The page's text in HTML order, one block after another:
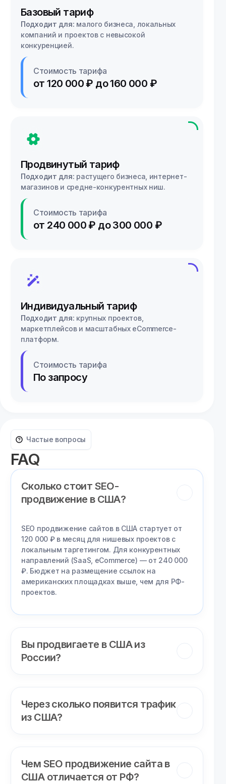
Базовый тариф
Подходит для: малого бизнеса, локальных
компаний и проектов с невысокой
конкуренцией.
Стоимость тарифа
от 120 000 ₽ до 160 000 ₽
Продвинутый тариф
Подходит для: растущего бизнеса, интернет-
магазинов и средне-конкурентных ниш.
Стоимость тарифа
от 240 000 ₽ до 300 000 ₽
Индивидуальный тариф
Подходит для: крупных проектов,
маркетплейсов и масштабных eCommerce-
платформ.
Стоимость тарифа
По запросу
Частые вопросы
FAQ
Сколько стоит SEO-
продвижение в США?
SEO продвижение сайтов в США стартует от
120 000 ₽ в месяц для нишевых проектов с
локальным таргетингом. Для конкурентных
направлений (SaaS, eCommerce) — от 240 000
₽. Бюджет на размещение ссылок на
американских площадках выше, чем для РФ-
проектов.
Вы продвигаете в США из
России?
Через сколько появится трафик
из США?
Чем SEO продвижение сайта в
США отличается от РФ?